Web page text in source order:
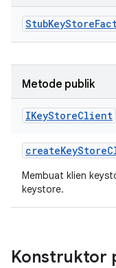
StubKeyStore
Metode publik
IKeyStoreClient
createKeyStore
Membuat klien
keystore.
Konstruktor